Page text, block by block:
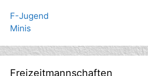
F-Jugend
Minis
Freizeitmannschaften